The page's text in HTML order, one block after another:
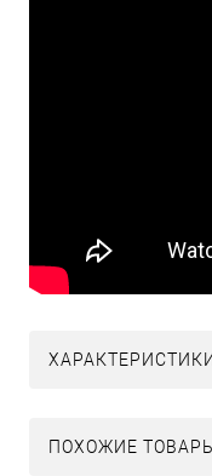
ХАРАКТЕРИСТИКИ
ПОХОЖИЕ